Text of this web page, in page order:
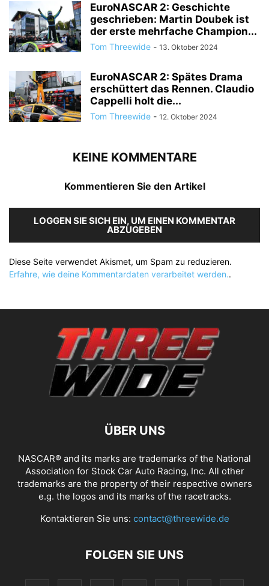
EuroNASCAR 2: Geschichte
geschrieben: Martin Doubek ist
der erste mehrfache Champion...
Tom Threewide - 13. Oktober 2024
EuroNASCAR 2: Spätes Drama
erschüttert das Rennen. Claudio
Cappelli holt die...
Tom Threewide - 12. Oktober 2024
KEINE KOMMENTARE
Kommentieren Sie den Artikel
LOGGEN SIE SICH EIN, UM EINEN KOMMENTAR
ABZUGEBEN
Diese Seite verwendet Akismet, um Spam zu reduzieren.
Erfahre, wie deine Kommentardaten verarbeitet werden..
ÜBER UNS
NASCAR® and its marks are trademarks of the National
Association for Stock Car Auto Racing, Inc. All other
trademarks are the property of their respective owners
e.g. the logos and its marks of the racetracks.
Kontaktieren Sie uns: contact@threewide.de
FOLGEN SIE UNS